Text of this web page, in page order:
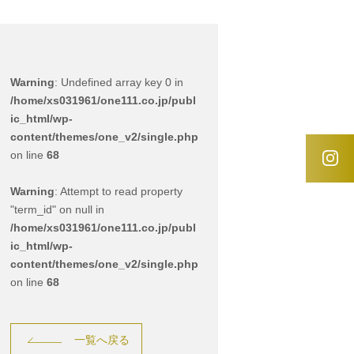
Warning: Undefined array key 0 in
/home/xs031961/one111.co.jp/publ
ic_html/wp-
content/themes/one_v2/single.php
on line 68
Warning: Attempt to read property
"term_id" on null in
/home/xs031961/one111.co.jp/publ
ic_html/wp-
content/themes/one_v2/single.php
on line 68
一覧へ戻る